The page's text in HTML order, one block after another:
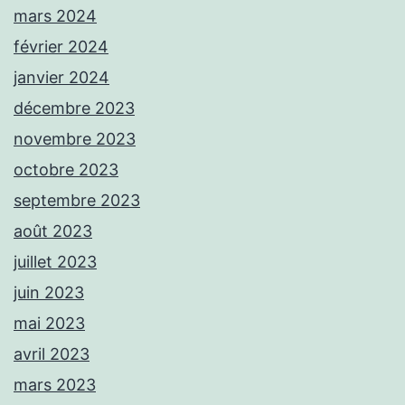
mars 2024
février 2024
janvier 2024
décembre 2023
novembre 2023
octobre 2023
septembre 2023
août 2023
juillet 2023
juin 2023
mai 2023
avril 2023
mars 2023